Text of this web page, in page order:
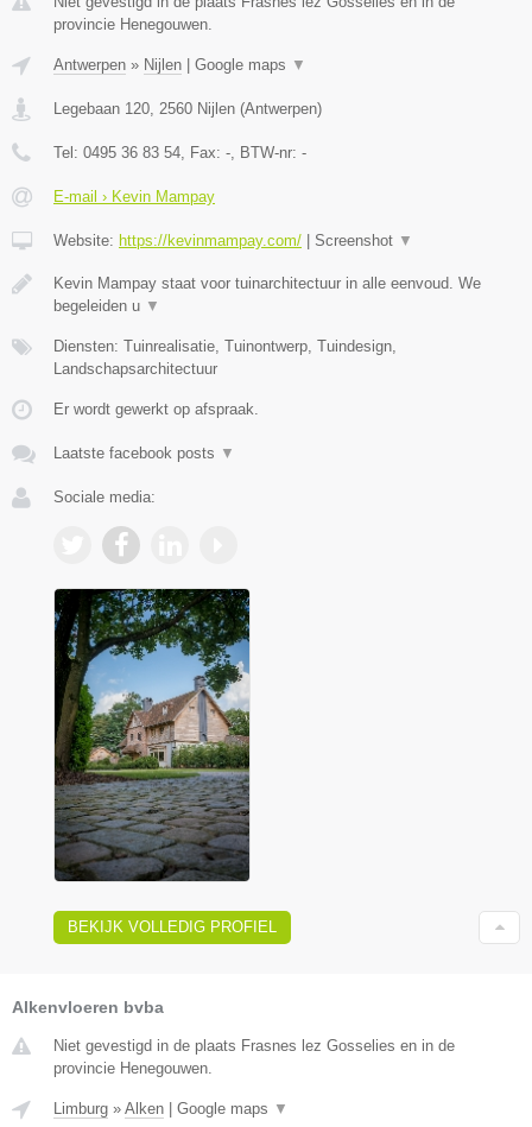
provincie Henegouwen.
Antwerpen » Nijlen | Google maps ▼
Legebaan 120 2560 Nijlen (Antwerpen)
Tel: 0495 36 83 54 , Fax: - , BTW-nr: -
E-mail › Kevin Mampay
Website: https://kevinmampay.com/ | Screenshot ▼
Kevin Mampay staat voor tuinarchitectuur in alle eenvoud. We
begeleiden u ▼
Diensten: Tuinrealisatie, Tuinontwerp, Tuindesign,
Landschapsarchitectuur
Er wordt gewerkt op afspraak.
Laatste facebook posts ▼
Sociale media:
BEKIJK VOLLEDIG PROFIEL
Alkenvloeren bvba
Niet gevestigd in de plaats Frasnes lez Gosselies en in de
provincie Henegouwen.
Limburg » Alken Google maps ▼